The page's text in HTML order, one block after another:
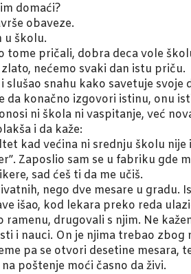
domaći?
obaveze.
u školu.
tome pričali, dobra deca vole
nećemo svaki dan istu priču.
snahu kako savetuje
da konačno izgovori istinu, onu
ni škola ni vaspitanje, već
i da kaže:
kad većina ni srednju školu
Zaposlio sam se u fabriku gde
sad ćeš ti da me učiš.
nego dve mesare u gradu.
išao, kod lekara preko reda
drugovali s njim. Ne
i nauci. On je njima trebao zbog
pa se otvori desetine mesara,
poštenje moći časno da živi.